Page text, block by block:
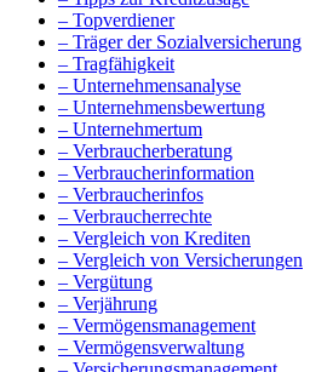
– Topverdiener
– Träger der Sozialversicherung
– Tragfähigkeit
– Unternehmensanalyse
– Unternehmensbewertung
– Unternehmertum
– Verbraucherberatung
– Verbraucherinformation
– Verbraucherinfos
– Verbraucherrechte
– Vergleich von Krediten
– Vergleich von Versicherungen
– Vergütung
– Verjährung
– Vermögensmanagement
– Vermögensverwaltung